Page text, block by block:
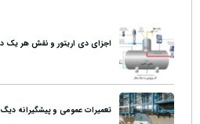
اجزای دی اریتور و نقش هر یک
تعمیرات عمومی و پیشگیرانه دیگ